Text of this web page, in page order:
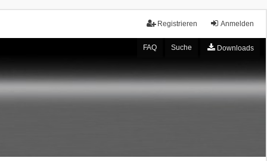
Anmelden
Registrieren
FAQ Suche Downloads